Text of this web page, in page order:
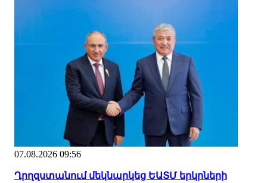
07.08.2026 09:56
Ղրղզստանում մեկնարկեց ԵԱՏՄ երկրների